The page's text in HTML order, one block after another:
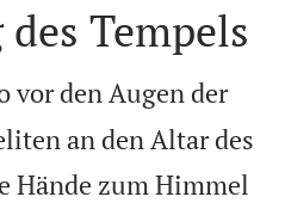
Tempels
vor den Augen der
an den Altar des
Hände zum Himmel